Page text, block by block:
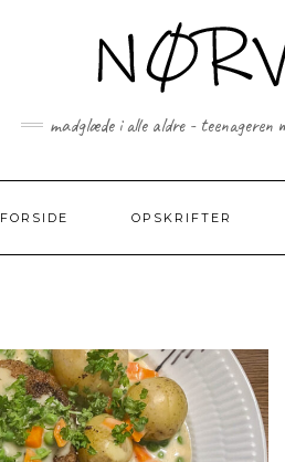
madglæde i alle aldre - teenageren
FORSIDE OPSKRIFTER